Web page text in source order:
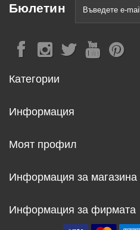
Бюлетин
Категории
Информация
Моят профил
Информация за магазина
Информация за фирмата